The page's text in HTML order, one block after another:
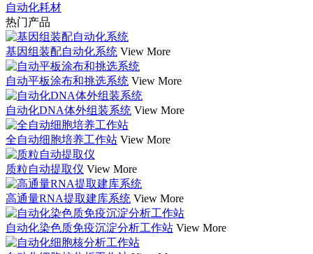
自动化耗材
热门产品
基因组装配自动化系统 View More
自动平板涂布和挑选系统 View More
自动化DNA体外组装系统 View More
全自动细胞培养工作站 View More
质粒自动提取仪 View More
高通量RNA提取建库系统 View More
自动化染色质免疫沉淀分析工作站 View More